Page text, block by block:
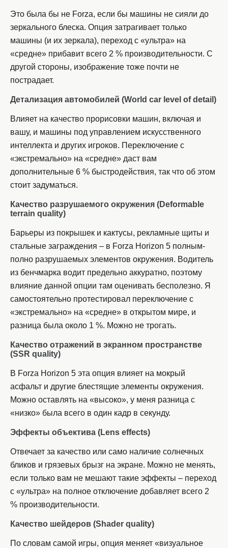
Это была бы не Forza, если бы машины не сияли до
зеркального блеска. Опция затрагивает только
машины (и их зеркала), переход с «ультра» на
«средне» прибавит всего 2 % производительности. С
другой стороны, изображение тоже почти не
пострадает.
Детализация автомобилей (World car level of detail)
Влияет на качество прорисовки машин, включая и
вашу, и машины под управлением искусственного
интеллекта и других игроков. Переключение с
«экстремально» на «средне» даст вам
дополнительные 6 % быстродействия, так что об этом
стоит задуматься.
Качество разрушаемого окружения (Deformable
terrain quality)
Барьеры из покрышек и кактусы, рекламные щиты и
стальные заграждения – в Forza Horizon 5 полным-
полно разрушаемых элементов окружения. Водитель
из бенчмарка водит предельно аккуратно, поэтому
влияние данной опции там оценивать бесполезно. Я
самостоятельно протестировал переключение с
«экстремально» на «средне» в открытом мире, и
разница была около 1 %. Можно не трогать.
Качество отражений в экранном пространстве
(SSR quality)
В Forza Horizon 5 эта опция влияет на мокрый
асфальт и другие блестящие элементы окружения.
Можно оставлять на «высоко», у меня разница с
«низко» была всего в один кадр в секунду.
Эффекты объектива (Lens effects)
Отвечает за качество или само наличие солнечных
бликов и грязевых брызг на экране. Можно не менять,
если только вам не мешают такие эффекты – переход
с «ультра» на полное отключение добавляет всего 2
% производительности.
Качество шейдеров (Shader quality)
По словам самой игры, опция меняет «визуальное